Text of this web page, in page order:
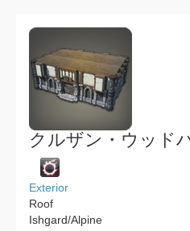
クルザン・ウッド
Exterior
Roof
Ishgard/Alpine